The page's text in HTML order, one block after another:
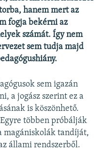
hanem mert az
fogja bekérni az
számát. Így nem
sem tudja majd
sem igazán
a jogász szerint ez a
is köszönhető.
többen próbálják
magániskolák tandíját,
állami rendszerből.